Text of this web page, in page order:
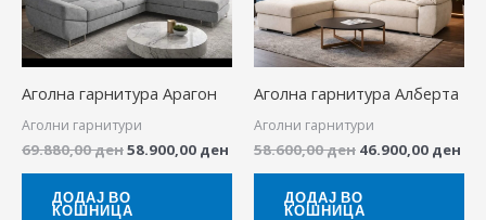
Аголна гарнитура Арагон
Аголни гарнитури
69.880,00ден58.900,00 ден
ДОДАЈ ВО
КОШНИЦА
Аголна гарнитура Алберта
Аголни гарнитури
58.600,00ден 46.900,00 ден
ДОДАЈ ВО
КОШНИЦА